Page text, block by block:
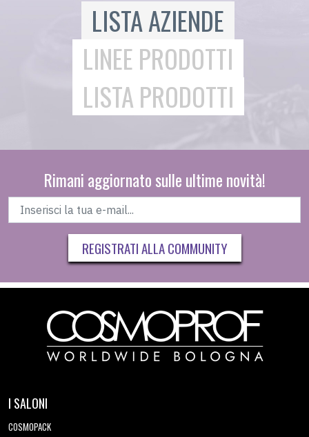
LISTA AZIENDE
LINEE PRODOTTI
LISTA PRODOTTI
Rimani aggiornato sulle ultime novità!
REGISTRATI ALLA COMMUNITY
I SALONI
COSMOPACK